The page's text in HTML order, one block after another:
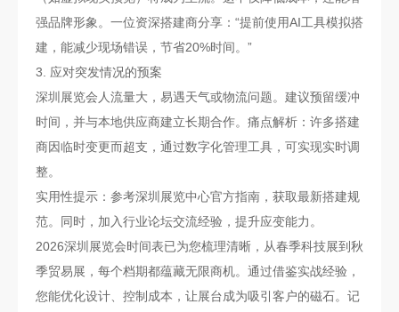
强品牌形象。一位资深搭建商分享：“提前使用AI工具模拟搭
建，能减少现场错误，节省20%时间。”
3. 应对突发情况的预案
深圳展览会人流量大，易遇天气或物流问题。建议预留缓冲
时间，并与本地供应商建立长期合作。痛点解析：许多搭建
商因临时变更而超支，通过数字化管理工具，可实现实时调
整。
实用性提示：参考深圳展览中心官方指南，获取最新搭建规
范。同时，加入行业论坛交流经验，提升应变能力。
2026深圳展览会时间表已为您梳理清晰，从春季科技展到秋
季贸易展，每个档期都蕴藏无限商机。通过借鉴实战经验，
您能优化设计、控制成本，让展台成为吸引客户的磁石。记